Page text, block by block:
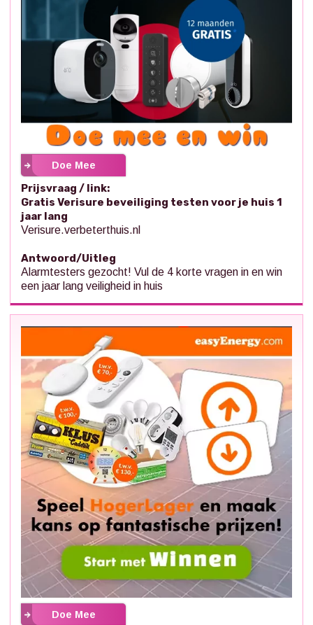
Doe Mee
Prijsvraag / link:
Gratis Verisure beveiliging testen voor je huis 1
jaar lang
Verisure.verbeterthuis.nl
Antwoord/Uitleg
Alarmtesters gezocht! Vul de 4 korte vragen in en win
een jaar lang veiligheid in huis
Doe Mee